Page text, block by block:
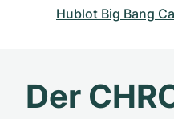
Hublot Big Bang
Der